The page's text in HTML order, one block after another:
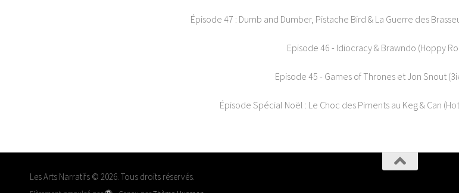
Épisode 47 : Dumb and Dumber, Pistache Bird & La Guerre des
Episode 46 - Idiocracy & Brawndo (Hoppy
Episode 45 - Games of Thrones et Jon Snout
Épisode Spécial Noël : Le Choc des Piments au Keg & Can
Les Arts Narratifs © 2026. Tous droits réservés.